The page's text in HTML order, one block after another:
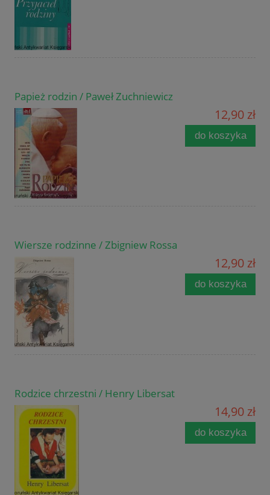
Papież rodzin / Paweł Zuchniewicz
12,90 zł
do koszyka
Wiersze rodzinne / Zbigniew Rossa
12,90 zł
do koszyka
Rodzice chrzestni / Henry Libersat
14,90 zł
do koszyka